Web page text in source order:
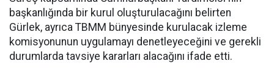
başkanlığında bir kurul oluşturulacağını belirten
Gürlek, ayrıca TBMM bünyesinde kurulacak izleme
komisyonunun uygulamayı denetleyeceğini ve gerekli
durumlarda tavsiye kararları alacağını ifade etti.